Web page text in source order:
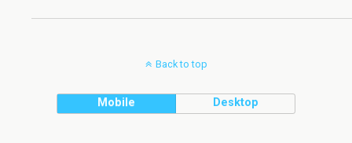
Back to top
Mobile Desktop